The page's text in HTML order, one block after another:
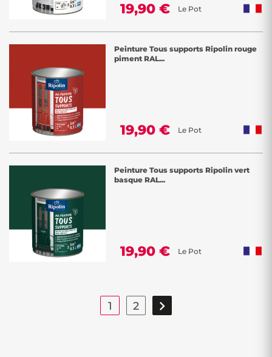
19,90 € Le Pot
Peinture Tous supports Ripolin rouge
piment RAL...
19,90 € Le Pot
Peinture Tous supports Ripolin vert
basque RAL...
19,90 € Le Pot
1 2 